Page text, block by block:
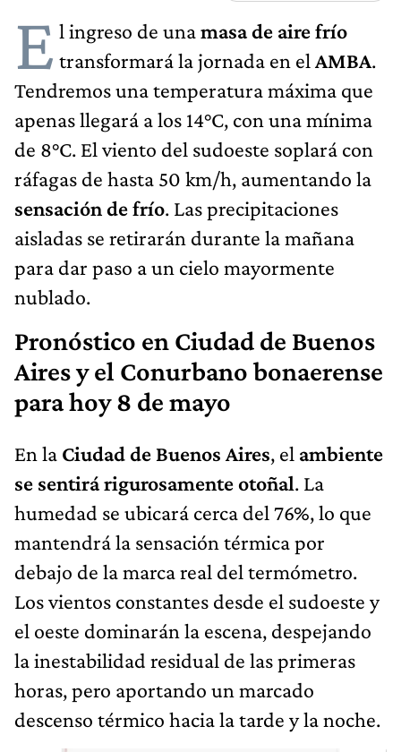
E l ingreso de unamasa de aire frío
transformará la jornada en el AMBA.
Tendremos una temperatura máxima que
apenas llegará a los 14°C, con una mínima
de 8°C. El viento del sudoeste soplará con
ráfagas de hasta 50 km/h, aumentando la
sensación de frío. Las precipitaciones
aisladas se retirarán durante la mañana
para dar paso a un cielo mayormente
nublado.
Pronóstico en Ciudad de Buenos
Aires y el Conurbano bonaerense
para hoy 8 de mayo
En la Ciudad de Buenos Aires, el ambiente
se sentirá rigurosamente otoñal. La
humedad se ubicará cerca del 76%, lo que
mantendrá la sensación térmica por
debajo de la marca real del termómetro.
Los vientos constantes desde el sudoeste y
el oeste dominarán la escena, despejando
la inestabilidad residual de las primeras
horas, pero aportando un marcado
descenso térmico hacia la tarde y la noche.